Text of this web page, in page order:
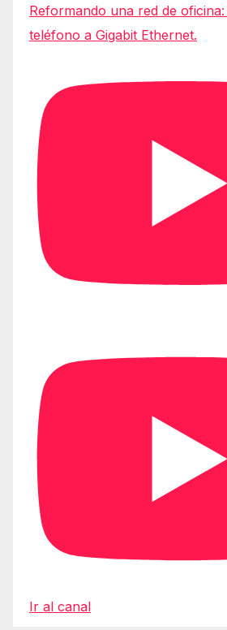
Reformando una red de
teléfono a Gigabit Ethernet.
Ir al canal